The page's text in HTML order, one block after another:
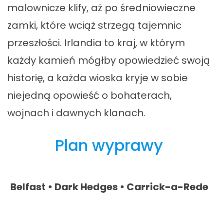
malownicze klify, aż po średniowieczne
zamki, które wciąż strzegą tajemnic
przeszłości. Irlandia to kraj, w którym
każdy kamień mógłby opowiedzieć swoją
historię, a każda wioska kryje w sobie
niejedną opowieść o bohaterach,
wojnach i dawnych klanach.
Plan wyprawy
Belfast • Dark Hedges • Carrick-a-Rede